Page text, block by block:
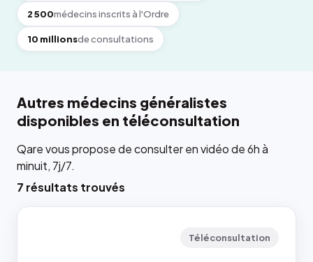
2 500médecins inscrits à l'Ordre
10 millionsde consultations
Autres médecins généralistes
disponibles en téléconsultation
Qare vous propose de consulter en vidéo de 6h à
minuit, 7j/7.
7 résultats trouvés
Téléconsultation